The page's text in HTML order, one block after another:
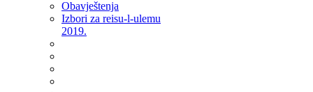
Obavještenja
Izbori za reisu-l-ulemu
2019.